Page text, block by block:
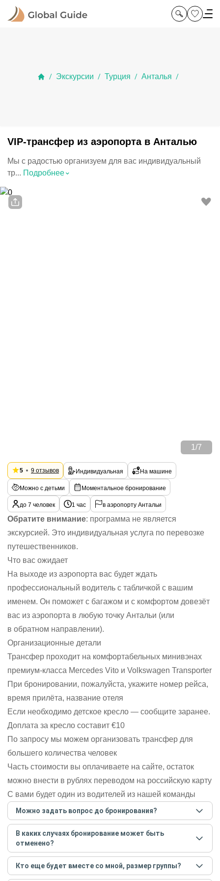
/ Экскурсии / Турция / Анталья /
VIP-трансфер из аэропорта в Анталью
Мы с радостью организуем для вас индивидуальный
тр... Подробнее⌃
1 /7
5 9 отзывов Индивидуальная На машине
Можно с детьми Моментальное бронирование
до 7 человек 1 час в аэропорту Антальи
Обратите внимание: программа не является
экскурсией. Это индивидуальная услуга по перевозке
путешественников.
Что вас ожидает
На выходе из аэропорта вас будет ждать
профессиональный водитель с табличкой с вашим
именем. Он поможет с багажом и с комфортом довезёт
вас из аэропорта в любую точку Антальи (или
в обратном направлении).
Организационные детали
Трансфер проходит на комфортабельных минивэнах
премиум-класса Mercedes Vito и Volkswagen Transporter
При бронировании, пожалуйста, укажите номер рейса,
время прилёта, название отеля
Если необходимо детское кресло — сообщите заранее.
Доплата за кресло составит €10
По запросу мы можем организовать трансфер для
большего количества человек
Часть стоимости вы оплачиваете на сайте, остаток
можно внести в рублях переводом на российскую карту
С вами будет один из водителей из нашей команды
Можно задать вопрос до бронирования?
Достаточно перейти по ссылке «Задать вопрос» и
написать гиду. Платить при этом не нужно. Сначала
согласуйте с гидом интересующие вас вопросы и после
этого бронируйте экскурсию.Задать вопрос.
В каких случаях бронирование может быть
отменено?
Только в случае неблагоприятных погодных условий,
например, если экскурсия на кораблике, а по прогнозу
погоды аномально-сильный ветер. При этом гид
Кто еще будет вместе со мной, размер группы?